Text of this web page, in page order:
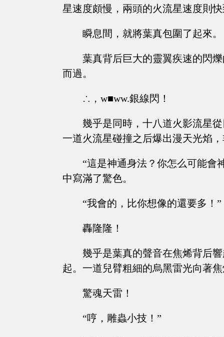
星速度頗慢，兩頭的火流星速度則
瞬息間，就將葉真包圍了起來。
葉真背后巨大的靈翼疾速的閃
而過。
∴，w■ww.銀線閃！
幾乎是同時，十八道火影流星
一道火流星碰撞之后爆出漫天光焰
“這是神通身法？你怎么可能會
中寫滿了驚色。
“我會的，比你想像的還要多！”
轟隆隆！
幾乎是葉真的聲音在焦烯背后
起。一道兒臂粗細的烏黑雷光向著
驚魂天雷！
“哼，雕蟲小技！”